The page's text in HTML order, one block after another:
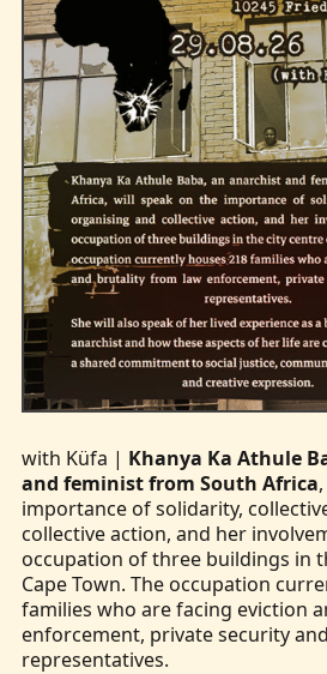
with Küfa | Khanya Ka Athule
and feminist from South Africa
importance of solidarity,
collective action, and her
occupation of three buildings in
Cape Town. The occupation
families who are facing eviction
enforcement, private security
representatives.